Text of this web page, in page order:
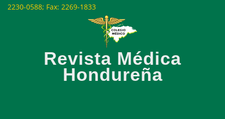
2230-0588; Fax: 2269-1833
Revista Médica
Hondureña